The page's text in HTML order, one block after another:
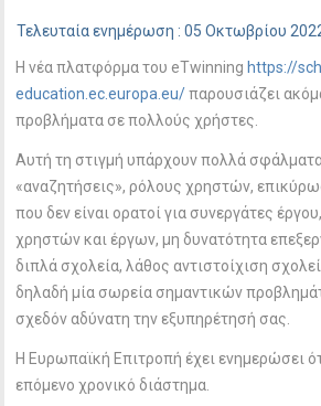
Τελευταία ενημέρωση : 05 Οκτωβρίου
Η νέα πλατφόρμα του eTwinning https://
education.ec.europa.eu/παρουσιάζει
προβλήματα σε πολλούς χρήστες.
Αυτή τη στιγμή υπάρχουν πολλά
«αναζητήσεις», ρόλους χρηστών,
που δεν είναι ορατοί για συνεργάτες
χρηστών και έργων, μη δυνατότητα
διπλά σχολεία, λάθος αντιστοίχιση
δηλαδή μία σωρεία σημαντικών
σχεδόν αδύνατη την εξυπηρέτησή σας.
Η Ευρωπαϊκή Επιτροπή έχει ενημερώσει
επόμενο χρονικό διάστημα.